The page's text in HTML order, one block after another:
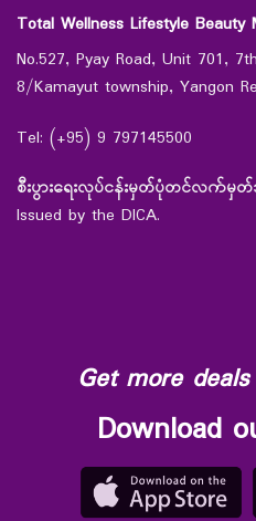
Total Wellness Lifestyle Beauty
No.527, Pyay Road, Unit 701,
8/Kamayut township, Yangon
Tel: (+95) 9 797145500
စီးပွားရေးလုပ်ငန်းမှတ်ပုံတင်လက်မှ
Issued by the DICA.
Get more
Download